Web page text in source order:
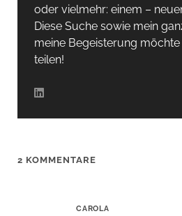
oder vielmehr: einem –
Diese Suche sowie mein
meine Begeisterung
teilen!
2 KOMMENTARE
CAROLA